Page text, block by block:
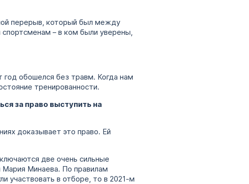
перерыв, который был между
– в ком были уверены,
обошелся без травм. Когда нам
тренированности.
за право выступить на
доказывает это право. Ей
две очень сильные
Мария Минаева. По правилам
участвовать в отборе, то в 2021-м